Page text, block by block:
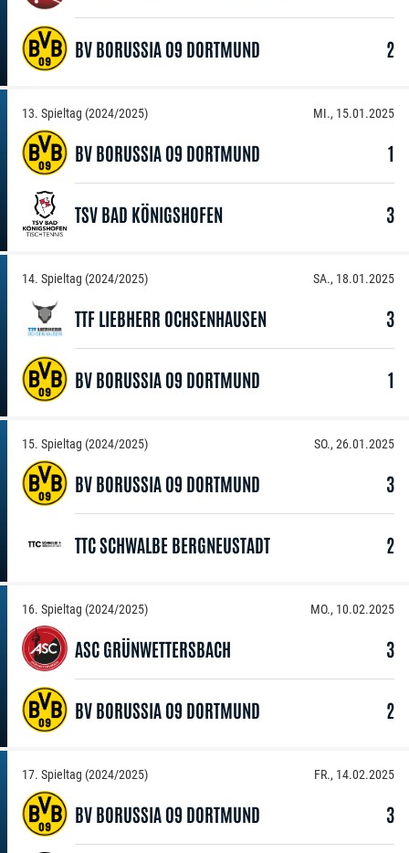
BV BORUSSIA 09 DORTMUND 2
13. Spieltag (2024/2025) MI., 15.01.2025
BV BORUSSIA 09 DORTMUND 1
TSV BAD KÖNIGSHOFEN 3
14. Spieltag (2024/2025) SA., 18.01.2025
TTF LIEBHERR OCHSENHAUSEN 3
BV BORUSSIA 09 DORTMUND 1
15. Spieltag (2024/2025) SO., 26.01.2025
BV BORUSSIA 09 DORTMUND 3
TTC SCHWALBE BERGNEUSTADT 2
16. Spieltag (2024/2025) MO., 10.02.2025
ASC GRÜNWETTERSBACH 3
BV BORUSSIA 09 DORTMUND 2
17. Spieltag (2024/2025) FR., 14.02.2025
BV BORUSSIA 09 DORTMUND 3